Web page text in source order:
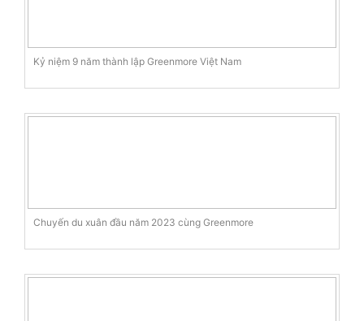
Kỷ niệm 9 năm thành lập Greenmore Việt Nam
Chuyến du xuân đầu năm 2023 cùng Greenmore